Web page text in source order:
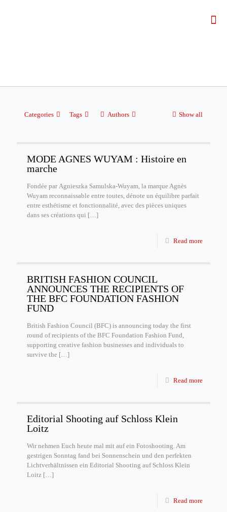
Categories Tags Authors Show all
MODE AGNES WUYAM : Histoire en
marche
Fondée par Agnieszka Samulska-Wuyam, la marque Agnès
Wuyam reconnaissable entre toutes, dénote un équilibre parfait
entre esthétisme et fonctionnalité, avec des pièces uniques
dans ses créations qui […]
Read more
BRITISH FASHION COUNCIL
ANNOUNCES THE RECIPIENTS OF
THE BFC FOUNDATION FASHION
FUND
British Fashion Council (BFC) is announcing today the first
round of recipients of the BFC Foundation Fashion Fund,
supporting creative fashion businesses and individuals to
survive the […]
Read more
Editorial Shooting auf Schloss Klein
Loitz
Wir nehmen Euch heute mal mit auf ein Fotoshooting. Am
gestrigen Sonntag fand bei Sonnenschein und den perfekten
Lichtverhältnissen ein Editorial Shooting auf Schloss Klein
Loitz […]
Read more